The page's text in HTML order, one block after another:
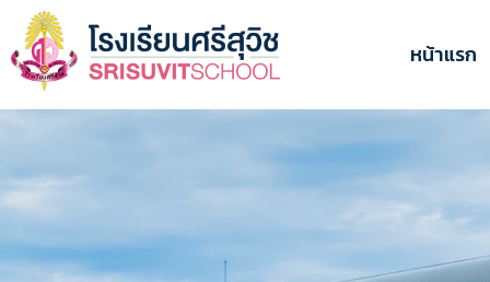
ข้าม
ยัง
เนื้อหา
หลัก
หน้าแรก